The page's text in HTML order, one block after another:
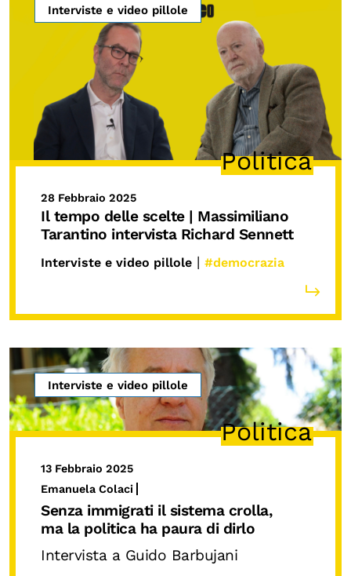
Interviste e video pillole
Politica
28 Febbraio 2025
Il tempo delle scelte | Massimiliano
Tarantino intervista Richard Sennett
Interviste e video pillole | #democrazia
Interviste e video pillole
Politica
13 Febbraio 2025
Emanuela Colaci
Senza immigrati il sistema crolla,
ma la politica ha paura di dirlo
Intervista a Guido Barbujani